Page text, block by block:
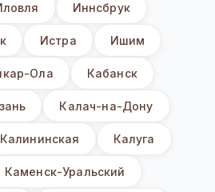
Иннсбрук
Истра Ишим
Ола Кабанск
Калач-на-Дону
Калининская Калуга
Каменск-Уральский